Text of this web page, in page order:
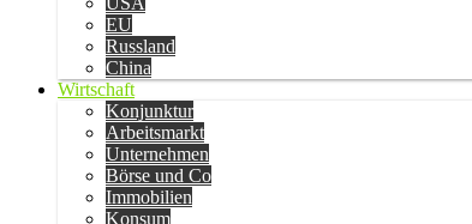
EU
Russland
China
Wirtschaft
Konjunktur
Arbeitsmarkt
Unternehmen
Börse und Co
Immobilien
Konsum